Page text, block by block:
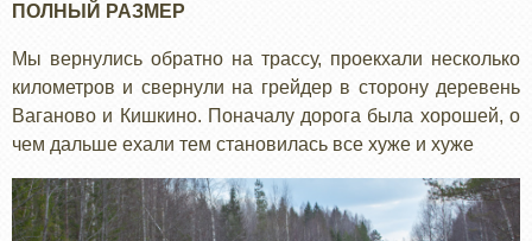
ПОЛНЫЙ РАЗМЕР
Мы вернулись обратно на трассу, проекхали несколько
километров и свернули на грейдер в сторону деревень
Ваганово и Кишкино. Поначалу дорога была хорошей, о
чем дальше ехали тем становилась все хуже и хуже